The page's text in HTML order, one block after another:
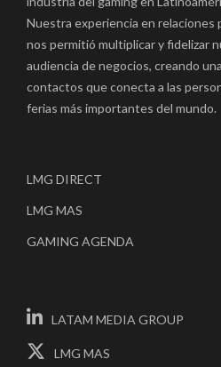
Nuestra experiencia en relaciones
nos permitió multiplicar y fidelizar
audiencia de negocios, creando
contactos que conecta a las
ferias más importantes del mundo.
LMG DIRECT
LMG MAS
GAMING AGENDA
LATAM MEDIA GROUP
LMG MAS